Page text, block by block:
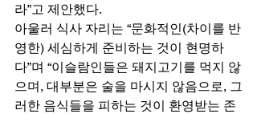
라”고 제안했다.
아울러 식사 자리는 “문화적인(차이를 반
영한) 세심하게 준비하는 것이 현명하
다”며 “이슬람인들은 돼지고기를 먹지 않
으며, 대부분은 술을 마시지 않음으로, 그
러한 음식들을 피하는 것이 환영받는 존